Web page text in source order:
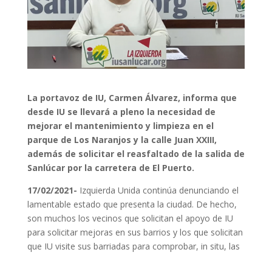
La portavoz de IU, Carmen Álvarez, informa que
desde IU se llevará a pleno la necesidad de
mejorar el mantenimiento y limpieza en el
parque de Los Naranjos y la calle Juan XXIII,
además de solicitar el reasfaltado de la salida de
Sanlúcar por la carretera de El Puerto.
17/02/2021- Izquierda Unida continúa denunciando el
lamentable estado que presenta la ciudad. De hecho,
son muchos los vecinos que solicitan el apoyo de IU
para solicitar mejoras en sus barrios y los que solicitan
que IU visite sus barriadas para comprobar, in situ, las